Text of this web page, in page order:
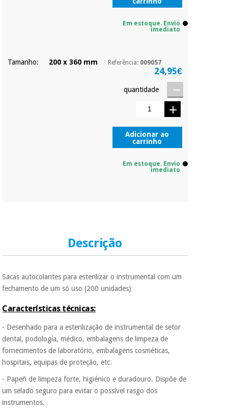
Em estoque. Envio
imediato
Tamanho: 200 x 360 mm Referência: 009057
24,95€
quantidade
Adicionar ao
carrinho
Em estoque. Envio
imediato
Descrição
Sacas autocolantes para esterilizar o instrumental com um
fechamento de um só uso (200 unidades)
Características técnicas:
- Desenhado para a esterilização de instrumental de setor
dental, podología, médico, embalagens de limpeza de
fornecimentos de laboratório, embalagens cosméticas,
hospitais, equipas de proteção, etc.
- Papeñ de limpeza forte, higiénico e duradouro. Dispõe de
um selado seguro para evitar o possível rasgo dos
instrumentos.